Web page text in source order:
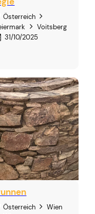
Österreich
Voitsberg
31/10/2025
Österreich
Wien